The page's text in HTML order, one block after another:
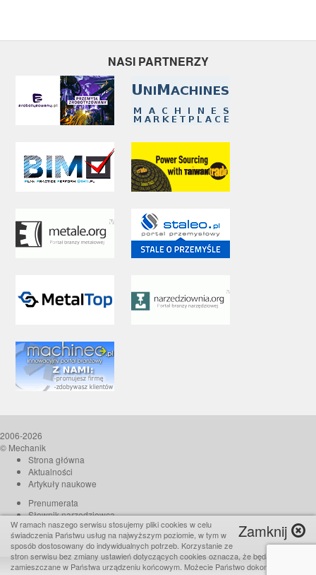
NASI PARTNERZY
2006-2026
© Mechanik
Strona główna
Aktualności
Artykuły naukowe
Prenumerata
Słownik narzędziowca
O czasopiśmie
Reklama
Kontakt
Zamknij
W ramach naszego serwisu stosujemy pliki cookies w celu
świadczenia Państwu usług na najwyższym poziomie, w tym w
sposób dostosowany do indywidualnych potrzeb. Korzystanie ze
stron serwisu bez zmiany ustawień dotyczących cookies oznacza, że będą one
zamieszczane w Państwa urządzeniu końcowym. Możecie Państwo dokonać w